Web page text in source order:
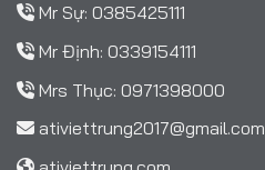
Mr Sự: 0385425111
Mr Định: 0339154111
Mrs Thục: 0971398000
ativiettrung2017@gmail.com